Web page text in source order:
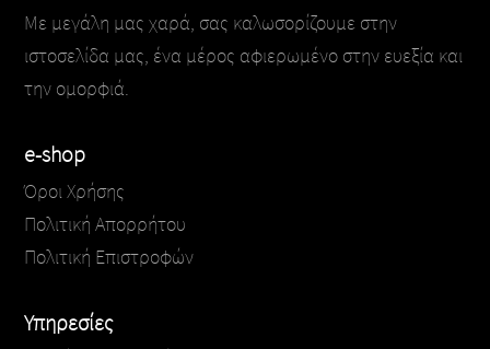
Με μεγάλη μας χαρά, σας καλωσορίζουμε στην
ιστοσελίδα μας, ένα μέρος αφιερωμένο στην ευεξία και
την ομορφιά.
e-shop
Όροι Χρήσης
Πολιτική Απορρήτου
Πολιτική Επιστροφών
Υπηρεσίες